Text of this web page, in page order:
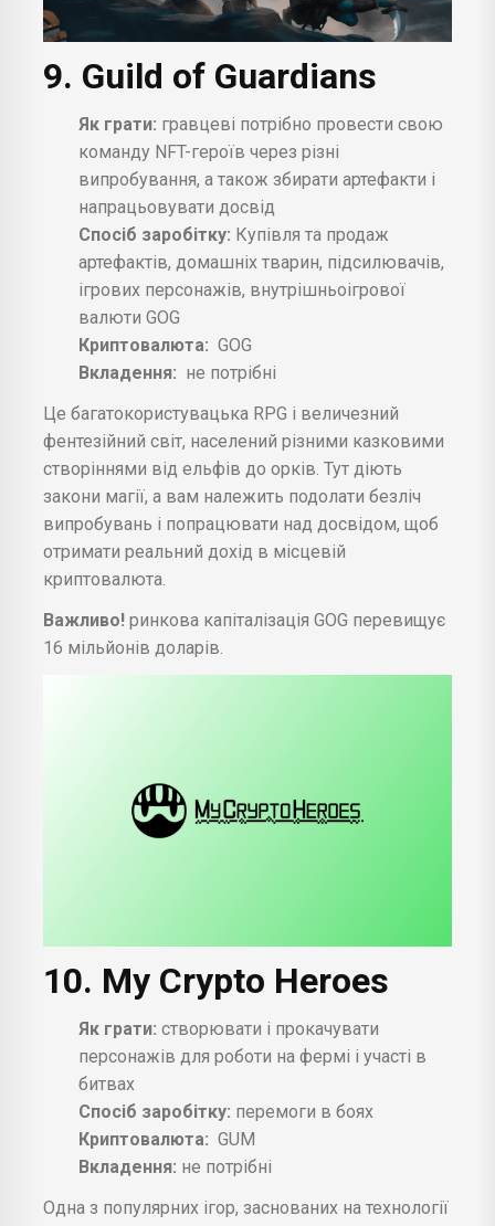
9. Guild of Guardians
Як грати: гравцеві потрібно провести свою
команду NFT-героїв через різні
випробування, а також збирати артефакти і
напрацьовувати досвід
Спосіб заробітку: Купівля та продаж
артефактів, домашніх тварин, підсилювачів,
ігрових персонажів, внутрішньоігрової
валюти GOG
Криптовалюта: GOG
Вкладення: не потрібні
Це багатокористувацька RPG і величезний
фентезійний світ, населений різними казковими
створіннями від ельфів до орків. Тут діють
закони магії, а вам належить подолати безліч
випробувань і попрацювати над досвідом, щоб
отримати реальний дохід в місцевій
криптовалюта.
Важливо! ринкова капіталізація GOG перевищує
16 мільйонів доларів.
10. My Crypto Heroes
Як грати: створювати і прокачувати
персонажів для роботи на фермі і участі в
битвах
Спосіб заробітку: перемоги в боях
Криптовалюта: GUM
Вкладення: не потрібні
Одна з популярних ігор, заснованих на технології